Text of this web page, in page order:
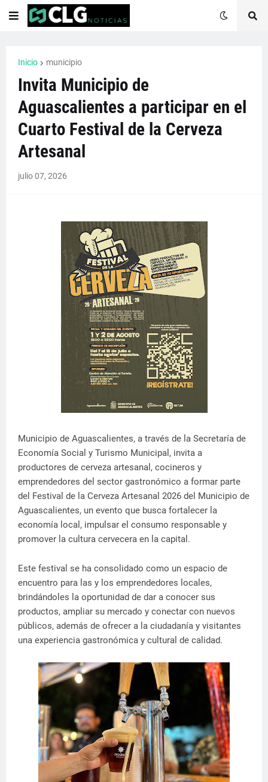
Inicio municipio
Invita Municipio de
Aguascalientes a participar en el
Cuarto Festival de la Cerveza
Artesanal
julio 07, 2026
Municipio de Aguascalientes, a través de la Secretaría de
Economía Social y Turismo Municipal, invita a
productores de cerveza artesanal, cocineros y
emprendedores del sector gastronómico a formar parte
del Festival de la Cerveza Artesanal 2026 del Municipio de
Aguascalientes, un evento que busca fortalecer la
economía local, impulsar el consumo responsable y
promover la cultura cervecera en la capital.
Este festival se ha consolidado como un espacio de
encuentro para las y los emprendedores locales,
brindándoles la oportunidad de dar a conocer sus
productos, ampliar su mercado y conectar con nuevos
públicos, además de ofrecer a la ciudadanía y visitantes
una experiencia gastronómica y cultural de calidad.